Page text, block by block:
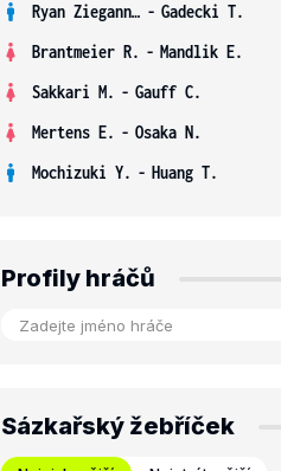
Ryan Ziegann S. - Gadecki T.
Brantmeier R. - Mandlik E.
Sakkari M. - Gauff C.
Mertens E. - Osaka N.
Mochizuki Y. - Huang T.
Profily hráčů
Sázkařský žebříček